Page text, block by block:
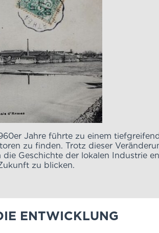
Jahre führte zu einem
zu finden. Trotz dieser
Geschichte der lokalen Industrie
zu blicken.
ENTWICKLUNG